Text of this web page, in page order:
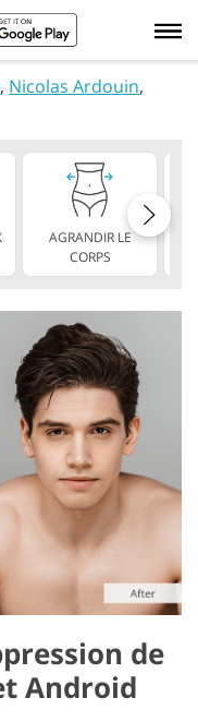
, Nicolas Ardouin,
AGRANDIR LE
CORPS
de
Android